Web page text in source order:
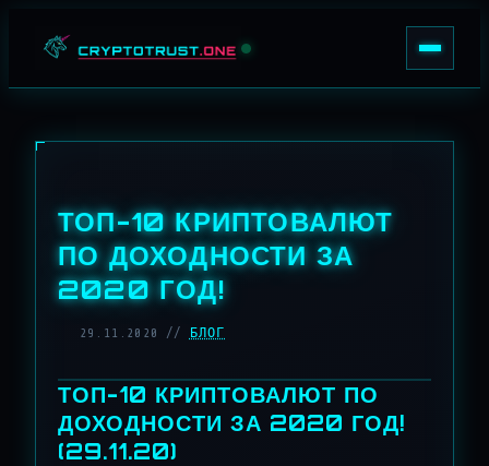
LOGIN
ТОП-10 КРИПТОВАЛЮТ
ПО ДОХОДНОСТИ ЗА
2020 ГОД!
29.11.2020 // БЛОГ
ТОП-10 КРИПТОВАЛЮТ ПО
ДОХОДНОСТИ ЗА 2020 ГОД!
(29.11.20)